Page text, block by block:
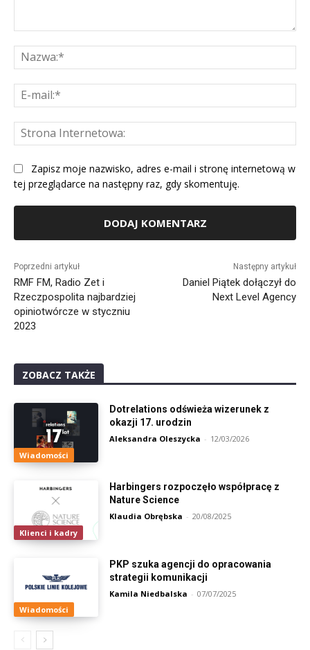
Zapisz moje nazwisko, adres e-mail i stronę internetową w
tej przeglądarce na następny raz, gdy skomentuję.
Poprzedni artykuł
RMF FM, Radio Zet i
Rzeczpospolita najbardziej
opiniotwórcze w styczniu
2023
Następny artykuł
Daniel Piątek dołączył do
Next Level Agency
ZOBACZ TAKŻE
Wiadomości
Dotrelations odświeża wizerunek z
okazji 17. urodzin
Aleksandra Oleszycka - 12/03/2026
Klienci i kadry
Harbingers rozpoczęło współpracę z
Nature Science
Klaudia Obrębska - 20/08/2025
Wiadomości
PKP szuka agencji do opracowania
strategii komunikacji
Kamila Niedbalska - 07/07/2025